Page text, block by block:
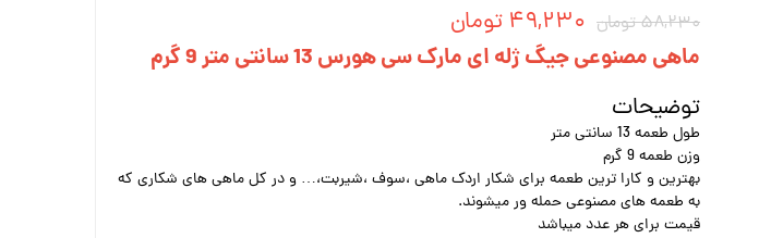
۵۸,۲۳۰ تومان
۴۹,۲۳۰ تومان
ماهی مصنوعی جیگ ژله ای مارک سی هورس 13 سانتی متر 9 گرم
توضیحات
طول طعمه 13 سانتی متر
وزن طعمه 9 گرم
بهترین و کارا ترین طعمه برای شکار اردک ماهی ،سوف ،شیربت،… و در کل ماهی های شکاری که
به طعمه های مصنوعی حمله ور میشوند.
قیمت برای هر عدد میباشد